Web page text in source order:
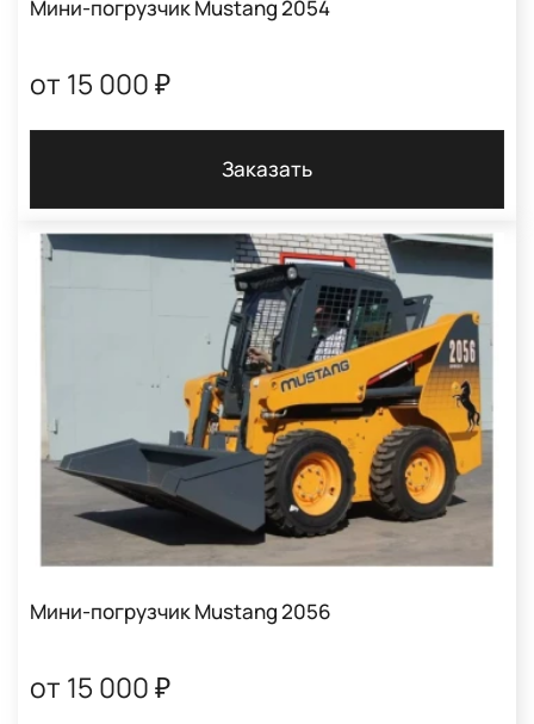
Мини-погрузчик Mustang 2054
от 15 000 ₽
Заказать
Мини-погрузчик Mustang 2056
от 15 000 ₽